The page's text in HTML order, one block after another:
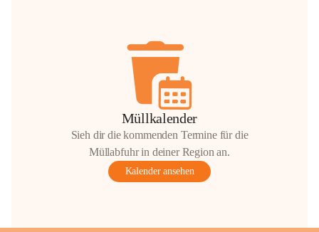
Müllkalender
Sieh dir die kommenden Termine für die
Müllabfuhr in deiner Region an.
Kalender ansehen